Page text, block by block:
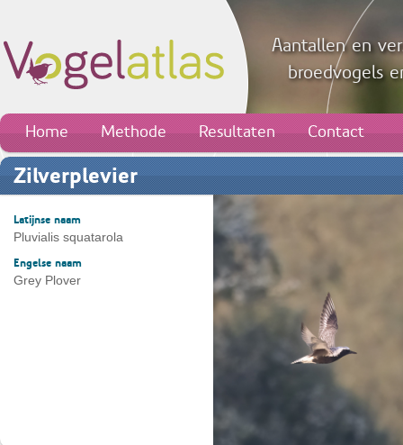
Aantallen en
broedvogels
Home Methode Resultaten Contact
Zilverplevier
Latijnse naam
Pluvialis squatarola
Engelse naam
Grey Plover